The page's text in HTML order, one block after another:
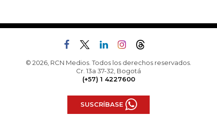
© 2026, RCN Medios. Todos los derechos reservados.
Cr. 13a 37-32, Bogotá
(+57) 1 4227600
SUSCRÍBASE